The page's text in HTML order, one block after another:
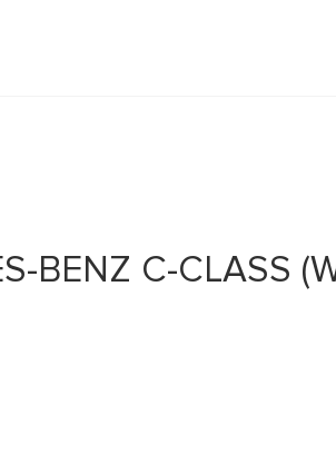
BENZ C-CLASS